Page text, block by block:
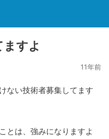
ますよ
11年前
ない技術者募集してます
とは、強みになりますよ